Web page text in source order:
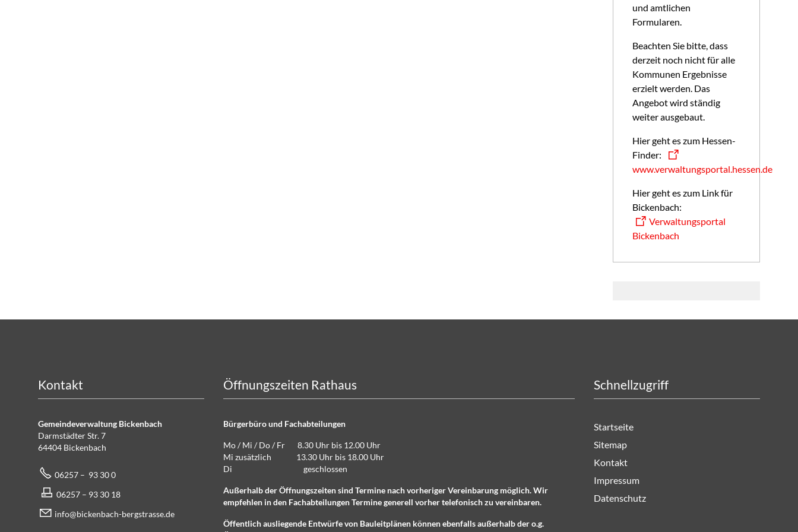
und amtlichen
Formularen.
Beachten Sie bitte, dass
derzeit noch nicht für alle
Kommunen Ergebnisse
erzielt werden. Das
Angebot wird ständig
weiter ausgebaut.
Hier geht es zum Hessen-
Finder:
www.verwaltungsportal.hessen.de
Hier geht es zum Link für
Bickenbach:
Verwaltungsportal
Bickenbach
Kontakt
Gemeindeverwaltung Bickenbach
Darmstädter Str. 7
64404 Bickenbach
06257 – 93 30 0
06257 – 93 30 18
info@bickenbach-bergstrasse.de
Öffnungszeiten Rathaus
Bürgerbüro und Fachabteilungen
Mo / Mi / Do / Fr 8.30 Uhr bis 12.00 Uhr
Mi zusätzlich 13.30 Uhr bis 18.00 Uhr
Di geschlossen
Außerhalb der Öffnungszeiten sind Termine nach vorheriger Vereinbarung möglich. Wir
empfehlen in den Fachabteilungen Termine generell vorher telefonisch zu vereinbaren.
Öffentlich ausliegende Entwürfe von Bauleitplänen können ebenfalls außerhalb der o.g.
Schnellzugriff
Startseite
Sitemap
Kontakt
Impressum
Datenschutz